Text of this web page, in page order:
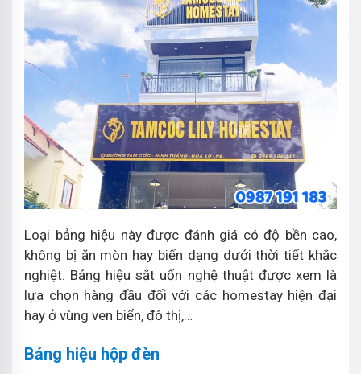
Loại bảng hiệu này được đánh giá có độ bền cao,
không bị ăn mòn hay biến dạng dưới thời tiết khắc
nghiệt. Bảng hiệu sắt uốn nghệ thuật được xem là
lựa chọn hàng đầu đối với các homestay hiện đại
hay ở vùng ven biển, đô thị,…
Bảng hiệu hộp đèn